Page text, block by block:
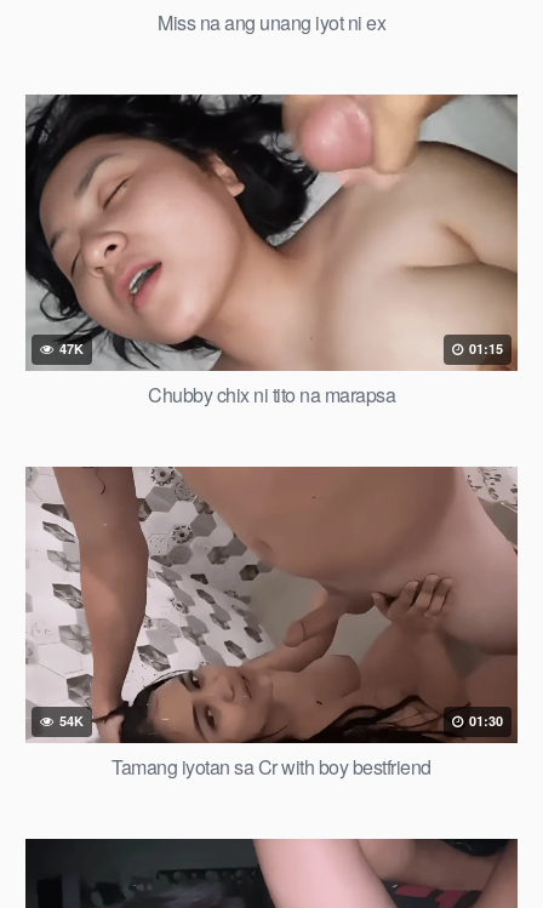
Miss na ang unang iyot ni ex
47K 01:15
Chubby chix ni tito na marapsa
54K 01:30
Tamang iyotan sa Cr with boy bestfriend